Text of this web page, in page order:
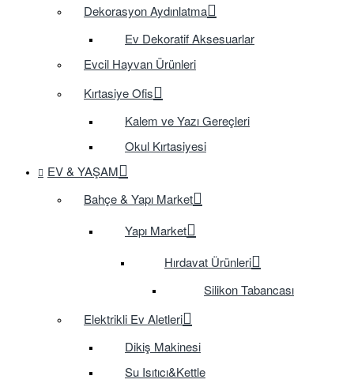
Dekorasyon Aydınlatma
Ev Dekoratif Aksesuarlar
Evcil Hayvan Ürünleri
Kırtasiye Ofis
Kalem ve Yazı Gereçleri
Okul Kırtasiyesi
EV & YAŞAM
Bahçe & Yapı Market
Yapı Market
Hırdavat Ürünleri
Silikon Tabancası
Elektrikli Ev Aletleri
Dikiş Makinesi
Su Isıtıcı&Kettle